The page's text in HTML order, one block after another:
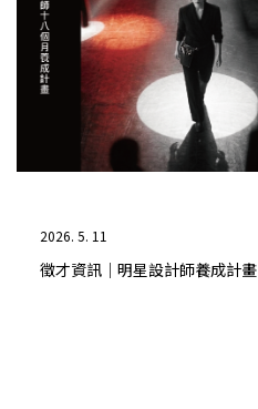
2026. 5. 11
徵才資訊｜明星設計師養成計畫